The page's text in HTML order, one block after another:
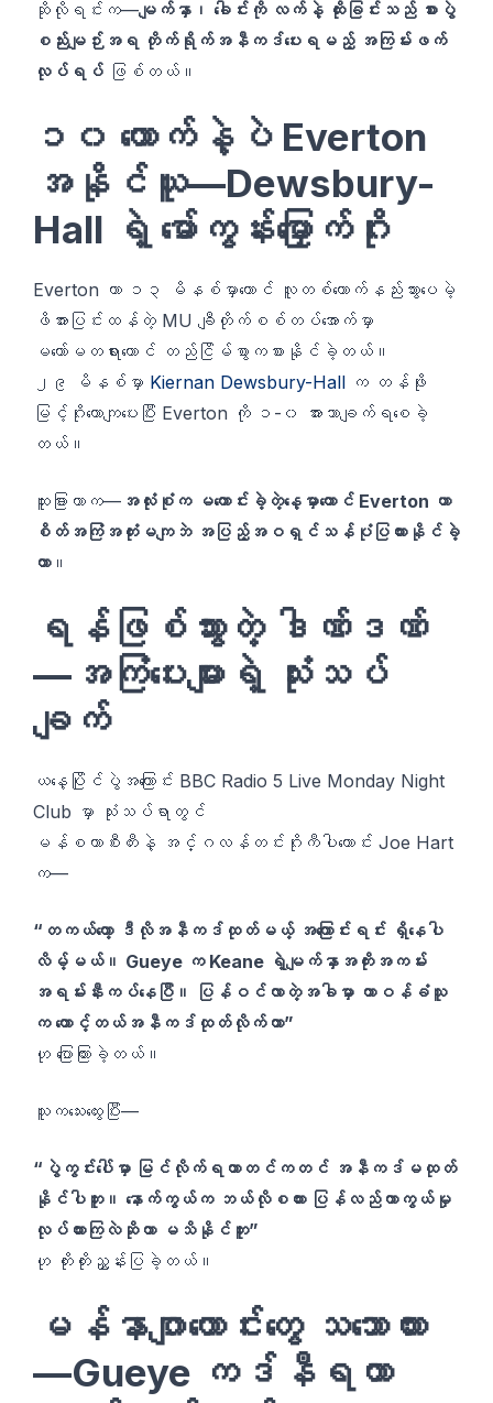
ဆိုလိုရင်းက—မျက်နှာ၊ ခေါင်းကို လက်နဲ့ ထိုးခြင်းသည် စားပွဲ
စည်းမျဉ်းအရ တိုက်ရိုက်အနီကဒ်ပေးရမည့် အကြမ်းဖက်
လုပ်ရပ် ဖြစ်တယ်။
၁၀ ယောက်နဲ့ပဲ Everton
အနိုင်ယူ—Dewsbury-
Hall ရဲ့ မော်ကွန်းမြှောက်ဂိုး
Everton ဟာ ၁၃ မိနစ်မှာတောင် လူတစ်ယောက်နည်းသွားပေမဲ့
ဖိအားပြင်းထန်တဲ့ MU ချီတိုက်စစ်တပ်အောက်မှာ
မတော်မတရားတောင် တည်ငြိမ်စွာကစားနိုင်ခဲ့တယ်။
၂၉ မိနစ်မှာ Kiernan Dewsbury-Hall က တန်ဖိုး
မြင့်ဂိုးထောကျပေးပြီး Everton ကို ၁-၀ အားသာချက်ရစေခဲ့
တယ်။
ထူးခြားတာက— အလုံးစုံက မကောင်းခဲ့တဲ့နေ့မှာတောင် Everton ဟာ
စိတ်အကြံအတုံးမကျဘဲ အပြည့်အဝရှင်သန်ပုံပြထားနိုင်ခဲ့
တာ။
ရန်ဖြစ်သွားတဲ့ ဒါဏ်ဒဏ်
—အကြံပေးများရဲ့ သုံးသပ်
ချက်
ယနေ့ပြိုင်ပွဲအကြောင်း BBC Radio 5 Live Monday Night
Club မှာ သုံးသပ်ရာတွင်
မန်စတာစီးတီးနဲ့ အင်္ဂလန်တင်းဂိုးကီပါဟောင်း Joe Hart
က—
“တကယ်တော့ ဒီလိုအနီကဒ်ထုတ်မယ့် အကြောင်းရင်း ရှိနေပါ
လိမ့်မယ်။ Gueye က Keane ရဲ့မျက်နှာအကိုးအကမ်း
အရမ်းနီးကပ်နေပြီ။ ပြန်ဝင်လာတဲ့အခါမှာ တာဝန်ခံသူ
က တောင့်တယ်အနီကဒ်ထုတ်လိုက်တာ”
ဟု ပြောကြားခဲ့တယ်။
သူကသေးထွေးပြီး—
“ပွဲကွင်းပေါ်မှာ မြင်လိုက်ရတာတင်ကတင် အနီကဒ်မထုတ်
နိုင်ပါဘူး။ နောက်ကွယ်က ဘယ်လိုစကား ပြန်လည်ကာကွယ်မှု
လုပ်ထားကြလဲဆိုတာ မသိနိုင်ဘူး”
ဟု တိုးတိုးညွှန်းပြခဲ့တယ်။
မန်နာဂျာဟောင်းတွေ သဘောထား
—Gueye ကဒ်နီရတာ